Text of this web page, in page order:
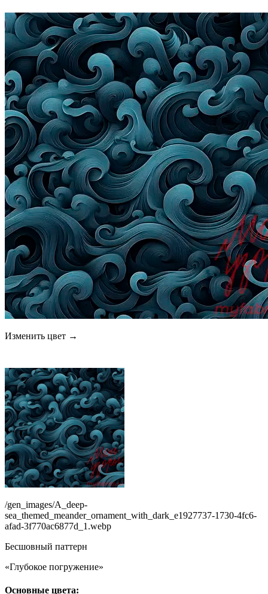
Изменить цвет →
/gen_images/A_deep-
sea_themed_meander_ornament_with_dark_e1927737-1730-4fc6-
afad-3f770ac6877d_1.webp
Бесшовный паттерн
«Глубокое погружение»
Основные цвета: